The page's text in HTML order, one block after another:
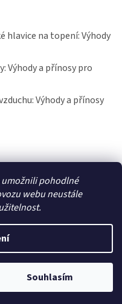
umožnili pohodlné
webu neustále
Souhlasím
na topení: Výhody
Výhody a přínosy pro
Výhody a přínosy
práva vyhrazena.Upravit